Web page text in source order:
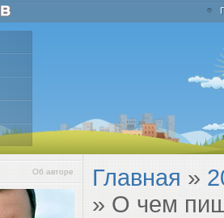
Об авторе Главная »
» О чем